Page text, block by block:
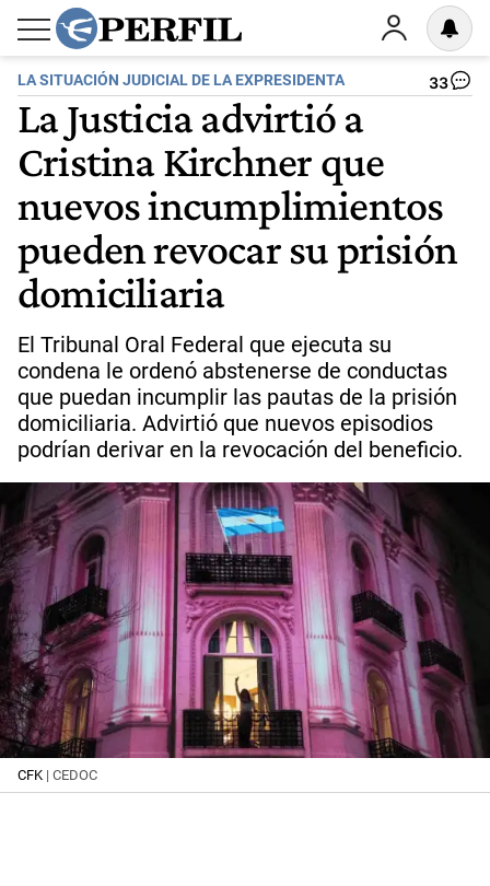
LA SITUACIÓN JUDICIAL DE LA EXPRESIDENTA 33
La Justicia advirtió a
Cristina Kirchner que
nuevos incumplimientos
pueden revocar su prisión
domiciliaria
El Tribunal Oral Federal que ejecuta su
condena le ordenó abstenerse de conductas
que puedan incumplir las pautas de la prisión
domiciliaria. Advirtió que nuevos episodios
podrían derivar en la revocación del beneficio.
CFK | CEDOC